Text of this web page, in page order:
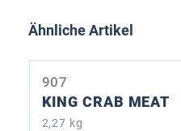
Produktgalerie überspringen
Ähnliche Artikel
907
KING CRAB MEAT
2,27 kg